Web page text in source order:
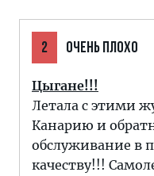
2 ОЧЕНЬ ПЛОХО
Цыгане!!!
Летала с этими
Канарию и
обслуживание в
качеству!!!